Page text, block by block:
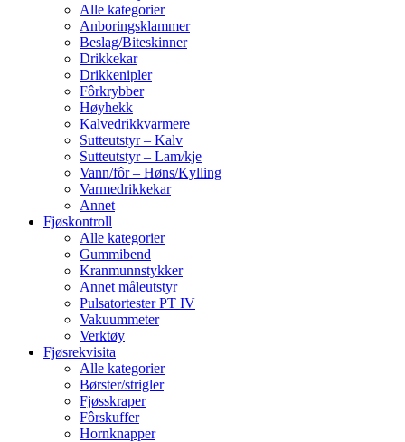
Alle kategorier
Anboringsklammer
Beslag/Biteskinner
Drikkekar
Drikkenipler
Fôrkrybber
Høyhekk
Kalvedrikkvarmere
Sutteutstyr – Kalv
Sutteutstyr – Lam/kje
Vann/fôr – Høns/Kylling
Varmedrikkekar
Annet
Fjøskontroll
Alle kategorier
Gummibend
Kranmunnstykker
Annet måleutstyr
Pulsatortester PT IV
Vakuummeter
Verktøy
Fjøsrekvisita
Alle kategorier
Børster/strigler
Fjøsskraper
Fôrskuffer
Hornknapper